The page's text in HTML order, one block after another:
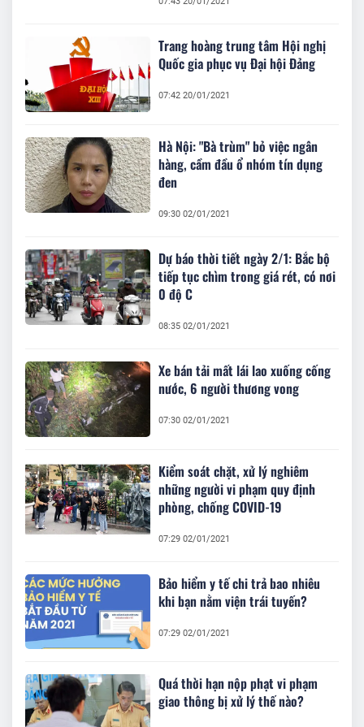
Trang hoàng trung tâm Hội nghị
Quốc gia phục vụ Đại hội Đảng
07:42 20/01/2021
Hà Nội: "Bà trùm" bỏ việc ngân
hàng, cầm đầu ổ nhóm tín dụng
đen
09:30 02/01/2021
Dự báo thời tiết ngày 2/1: Bắc bộ
tiếp tục chìm trong giá rét, có nơi
0 độ C
08:35 02/01/2021
Xe bán tải mất lái lao xuống cống
nước, 6 người thương vong
07:30 02/01/2021
Kiểm soát chặt, xử lý nghiêm
những người vi phạm quy định
phòng, chống COVID-19
07:29 02/01/2021
Bảo hiểm y tế chi trả bao nhiêu
khi bạn nằm viện trái tuyến?
07:29 02/01/2021
Quá thời hạn nộp phạt vi phạm
giao thông bị xử lý thế nào?